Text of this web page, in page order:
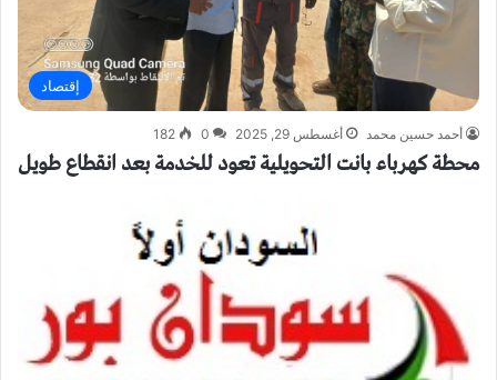
إقتصاد
أحمد حسين محمد أغسطس 29, 2025 0
182
محطة كهرباء بانت التحويلية تعود للخدمة بعد انقطاع طويل